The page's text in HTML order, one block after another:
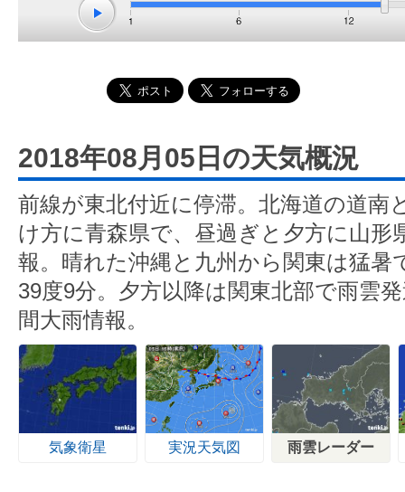
2018年08月05日の天気概況
前線が東北付近に停滞。北海道の道南
け方に青森県で、昼過ぎと夕方に山形
報。晴れた沖縄と九州から関東は猛暑
39度9分。夕方以降は関東北部で雨雲
間大雨情報。
気象衛星 実況天気図 雨雲レーダー